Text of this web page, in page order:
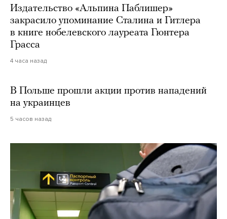
Издательство «Альпина Паблишер»
закрасило упоминание Сталина и Гитлера
в книге нобелевского лауреата Гюнтера
Грасса
4 часа назад
В Польше прошли акции против нападений
на украинцев
5 часов назад